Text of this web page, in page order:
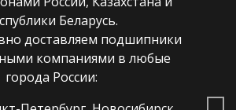
Беларусь.
доставляем подшипники
компаниями в любые
города России: